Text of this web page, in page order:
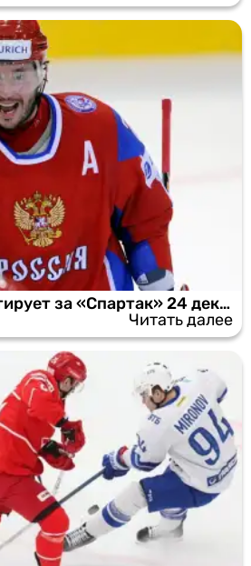
Ковальчук дебютирует за «Спартак» 24 декабря
Читать далее